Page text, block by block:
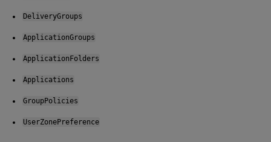
DeliveryGroups
ApplicationGroups
ApplicationFolders
Applications
GroupPolicies
UserZonePreference